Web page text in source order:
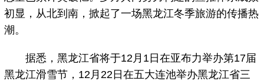
初显，从北到南，掀起了一场黑龙江冬季旅游的传播热
潮。
据悉，黑龙江省将于12月1日在亚布力举办第17届
黑龙江滑雪节，12月22日在五大连池举办黑龙江省三